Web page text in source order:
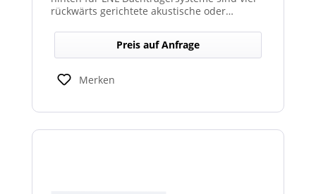
rückwärts gerichtete akustische oder
montiert werden, um gezielte Warnsignale
nach hinten auszugeben. Sie verbessern die
Sicht‑ und Hörbarkeit von Warnhinweisen im
Heckbereich und erhöhen so die Sicherheit
bei Rückwärts‑ oder Einsatzfahrten.
Preis auf Anfrage
Merken